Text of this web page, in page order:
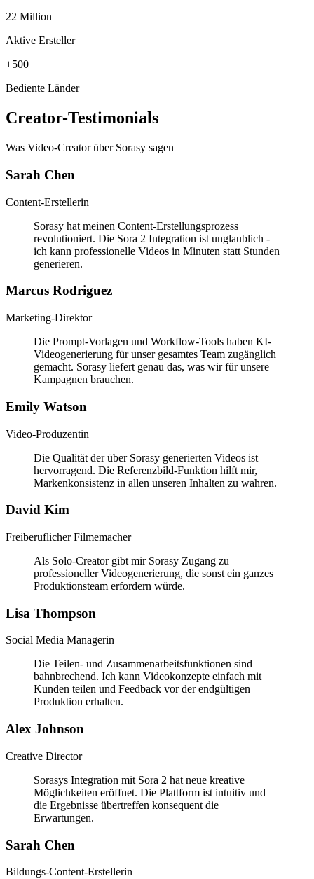
22 Million
Aktive Ersteller
+500
Bediente Länder
Creator-Testimonials
Was Video-Creator über Sorasy sagen
Sarah Chen
Content-Erstellerin
Sorasy hat meinen Content-Erstellungsprozess
revolutioniert. Die Sora 2 Integration ist unglaublich -
ich kann professionelle Videos in Minuten statt Stunden
generieren.
Marcus Rodriguez
Marketing-Direktor
Die Prompt-Vorlagen und Workflow-Tools haben KI-
Videogenerierung für unser gesamtes Team zugänglich
gemacht. Sorasy liefert genau das, was wir für unsere
Kampagnen brauchen.
Emily Watson
Video-Produzentin
Die Qualität der über Sorasy generierten Videos ist
hervorragend. Die Referenzbild-Funktion hilft mir,
Markenkonsistenz in allen unseren Inhalten zu wahren.
David Kim
Freiberuflicher Filmemacher
Als Solo-Creator gibt mir Sorasy Zugang zu
professioneller Videogenerierung, die sonst ein ganzes
Produktionsteam erfordern würde.
Lisa Thompson
Social Media Managerin
Die Teilen- und Zusammenarbeitsfunktionen sind
bahnbrechend. Ich kann Videokonzepte einfach mit
Kunden teilen und Feedback vor der endgültigen
Produktion erhalten.
Alex Johnson
Creative Director
Sorasys Integration mit Sora 2 hat neue kreative
Möglichkeiten eröffnet. Die Plattform ist intuitiv und
die Ergebnisse übertreffen konsequent die
Erwartungen.
Sarah Chen
Bildungs-Content-Erstellerin